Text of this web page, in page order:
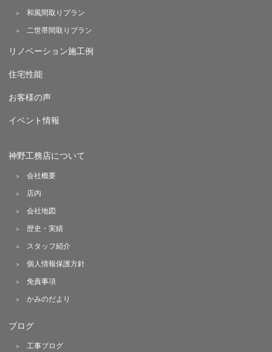
和風間取りプラン
二世帯間取りプラン
リノベーション施工例
住宅性能
お客様の声
イベント情報
神野工務店について
会社概要
店内
会社地図
歴史・実績
スタッフ紹介
個人情報保護方針
免責事項
かみのだより
ブログ
工事ブログ